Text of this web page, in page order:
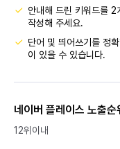
안내해 드린 키워드를
작성해 주세요.
단어 및 띄어쓰기를 정
이 있을 수 있습니다.
네이버 플레이스 노출순
12위이내